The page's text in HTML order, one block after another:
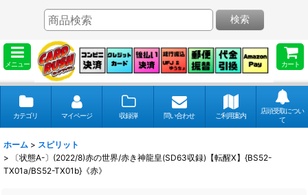
メニュー カート
検索
カテゴリ マイページ 収録弾 問い合わせ ご利用案内
店頭受取につい
て
ホーム > スピリット
>
〔状態A-〕(2022/8)赤の世界/赤き神龍皇(SD63収録)【転醒X】{BS52-
TX01a/BS52-TX01b}《赤》